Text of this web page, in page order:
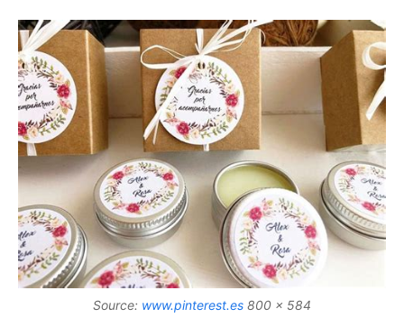
Source: www.pinterest.es 800 x 584